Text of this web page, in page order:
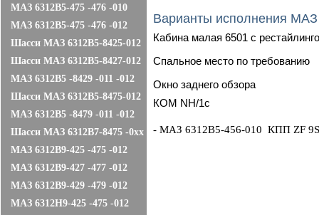
МАЗ 6312B5-475 -476 -010
МАЗ 6312B5-475 -476 -012
Шасси МАЗ 6312В5-8425-012
Шасси МАЗ 6312В5-8427-012
МАЗ 6312В5 -8429 -011 -012
Шасси МАЗ 6312В5-8475-012
МАЗ 6312В5 -8479 -011 -012
Шасси МАЗ 6312В7-8475 -0хх
МАЗ 6312B9-425 -475 -012
МАЗ 6312B9-427 -477 -012
МАЗ 6312B9-429 -479 -012
МАЗ 6312Н9-425 -475 -012
Варианты исполнения
Кабина малая 6501 с
Cпальное место по требованию
Окно заднего обзора
КОМ NH/1c
- МАЗ 6312В5-456-010 КПП ZF